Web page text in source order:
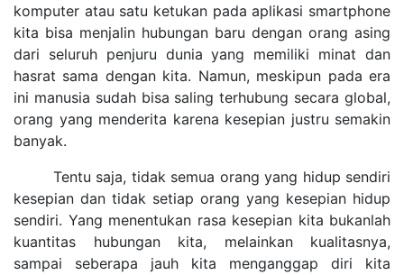
komputer atau satu ketukan pada aplikasi smartphone
kita bisa menjalin hubungan baru dengan orang asing
dari seluruh penjuru dunia yang memiliki minat dan
hasrat sama dengan kita. Namun, meskipun pada era
ini manusia sudah bisa saling terhubung secara global,
orang yang menderita karena kesepian justru semakin
banyak.
Tentu saja, tidak semua orang yang hidup sendiri
kesepian dan tidak setiap orang yang kesepian hidup
sendiri. Yang menentukan rasa kesepian kita bukanlah
kuantitas hubungan kita, melainkan kualitasnya,
sampai seberapa jauh kita menganggap diri kita